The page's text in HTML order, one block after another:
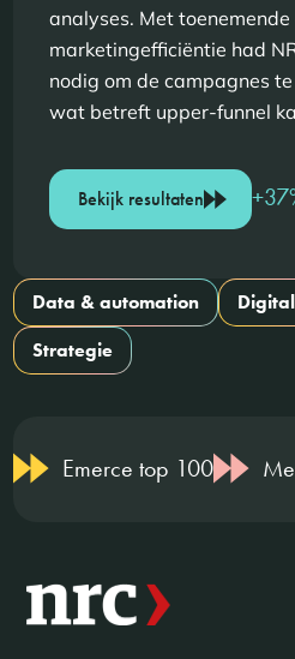
analyses. Met toenemende
marketingefficiëntie had
nodig om de campagnes
wat betreft upper-funnel
Bekijk resultaten
Data & automation
Strategie
Emerce top 100